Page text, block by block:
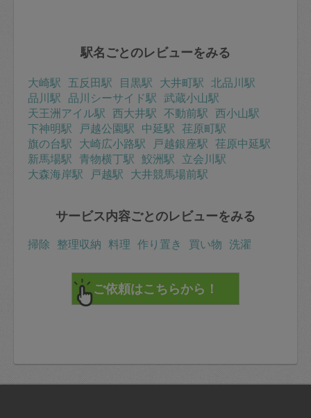
駅名ごとのレビューをみる
大崎駅 五反田駅 目黒駅 大井町駅 北品川駅
品川駅 品川シーサイド駅 武蔵小山駅
天王洲アイル駅 西大井駅 不動前駅 西小山駅
下神明駅
戸越公園駅 中延駅 荏原町駅
旗の台駅 大崎広小路駅 戸越銀座駅 荏原中延駅
新馬場駅 青物横丁駅 鮫洲駅 立会川駅
大森海岸駅
戸越駅 大井競馬場前駅
サービス内容ごとのレビューをみる
掃除 整理収納 料理 作り置き 買い物 洗濯